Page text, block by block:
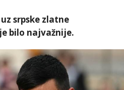
srpske zlatne
bilo najvažnije.